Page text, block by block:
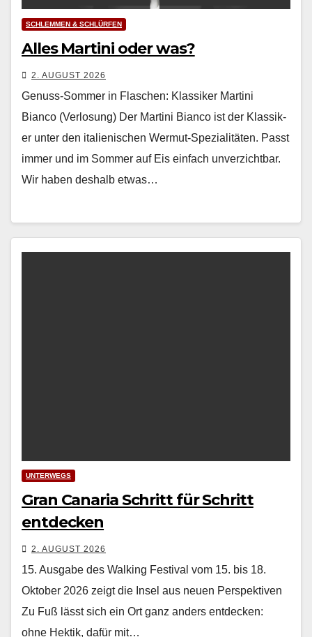
SCHLEMMEN & SCHLÜRFEN
Alles Martini oder was?
2. AUGUST 2026
Genuss-Sommer in Flaschen: Klassiker Martini
Bianco (Verlosung) Der Mar­ti­ni Bian­co ist der Klas­sik­
er unter den ital­ienis­chen Wer­mut-Spezial­itäten. Passt
immer und im Som­mer auf Eis ein­fach unverzicht­bar.
Wir haben deshalb etwas…
UNTERWEGS
Gran Canaria Schritt für Schritt
entdecken
2. AUGUST 2026
15. Ausgabe des Walking Festival vom 15. bis 18.
Oktober 2026 zeigt die Insel aus neuen Perspektiven
Zu Fuß lässt sich ein Ort ganz anders ent­deck­en:
ohne Hek­tik, dafür mit…